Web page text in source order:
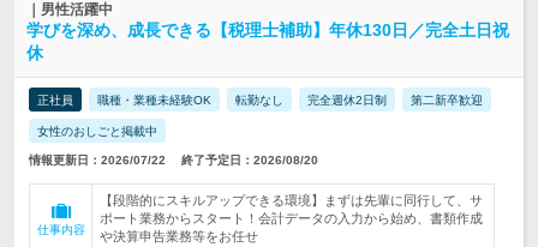
｜男性活躍中
学びを深め、成長できる【税理士補助】年休130日／完全土日祝
休
正社員 職種・業種未経験OK 転勤なし 完全週休2日制 第二新卒歓迎
女性のおしごと掲載中
情報更新日：2026/07/22 終了予定日：2026/08/20
仕事内容
【段階的にスキルアップできる環境】まずは先輩に同行して、サ
ポート業務からスタート！会計データの入力から始め、書類作成
や決算申告業務等をお任せ